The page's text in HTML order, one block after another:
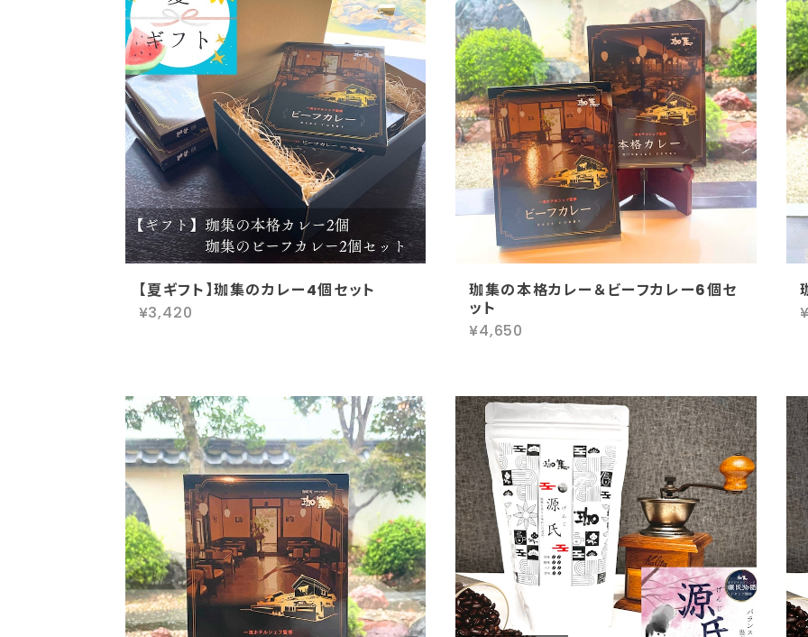
【夏ギフト】珈集のカレー4個セット
¥3,420
珈集の本格カレー＆ビーフカレー6個セ
ット
¥4,650